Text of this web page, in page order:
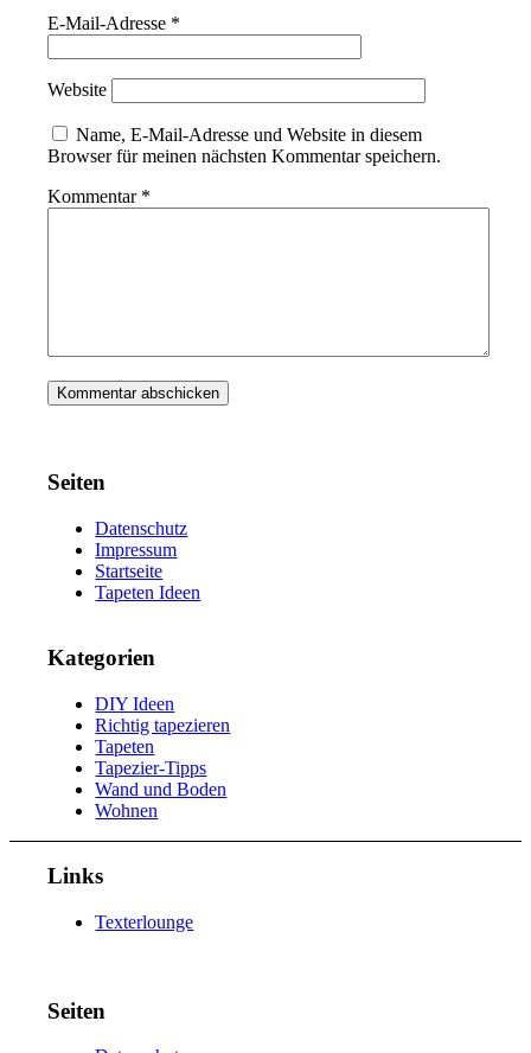
E-Mail-Adresse *
Website
Name, E-Mail-Adresse und Website in diesem
Browser für meinen nächsten Kommentar speichern.
Kommentar *
Seiten
Datenschutz
Impressum
Startseite
Tapeten Ideen
Kategorien
DIY Ideen
Richtig tapezieren
Tapeten
Tapezier-Tipps
Wand und Boden
Wohnen
Links
Texterlounge
Seiten